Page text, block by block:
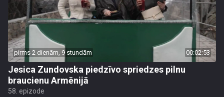
pirms 2 dienām, 9 stundām 00:02:53
Jesica Zundovska piedzīvo spriedzes pilnu
braucienu Armēnijā
58. epizode